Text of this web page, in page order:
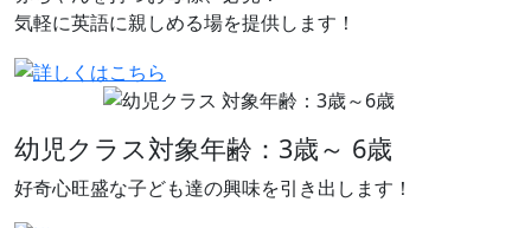
気軽に英語に親しめる場を提供します！
幼児クラス対象年齢：3歳～ 6歳
好奇心旺盛な子ども達の興味を引き出します！